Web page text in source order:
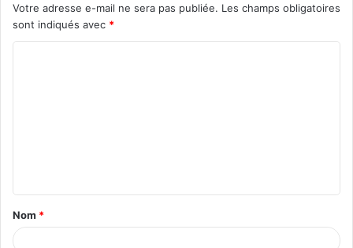
Votre adresse e-mail ne sera pas publiée. Les champs obligatoires
sont indiqués avec *
Nom *